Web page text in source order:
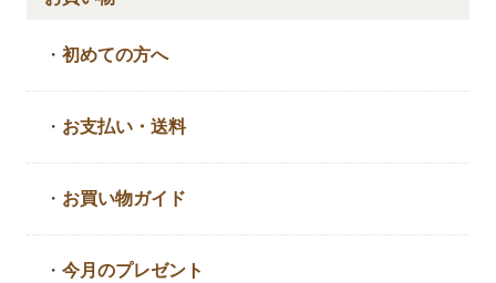
・初めての方へ
・ お支払い・送料
・ お買い物ガイド
・今月のプレゼント